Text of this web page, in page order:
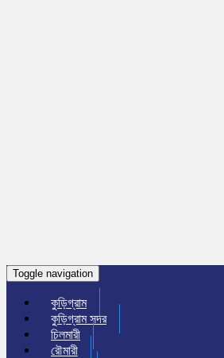
Toggle navigation
কুড়িগ্রাম
কুড়িগ্রাম সদর
চিলমারী
রৌমারী